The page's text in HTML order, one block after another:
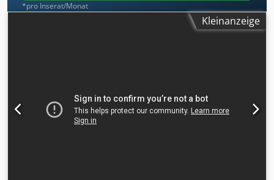
*pro Inserat/Monat
Kleinanzeige